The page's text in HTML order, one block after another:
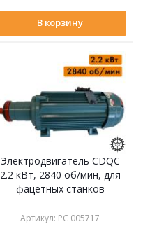
В корзину
Электродвигатель CDQC
2.2 кВт, 2840 об/мин, для
фацетных станков
Артикул: РС 005717